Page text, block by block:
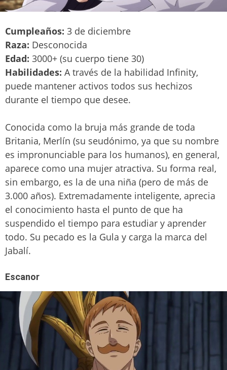
Cumpleaños: 3 de diciembre
Raza: Desconocida
Edad: 3000+ (su cuerpo tiene 30)
Habilidades: A través de la habilidad Infinity,
puede mantener activos todos sus hechizos
durante el tiempo que desee.
Conocida como la bruja más grande de toda
Britania, Merlín (su seudónimo, ya que su nombre
es impronunciable para los humanos), en general,
aparece como una mujer atractiva. Su forma real,
sin embargo, es la de una niña (pero de más de
3.000 años). Extremadamente inteligente, aprecia
el conocimiento hasta el punto de que ha
suspendido el tiempo para estudiar y aprender
todo. Su pecado es la Gula y carga la marca del
Jabalí.
Escanor